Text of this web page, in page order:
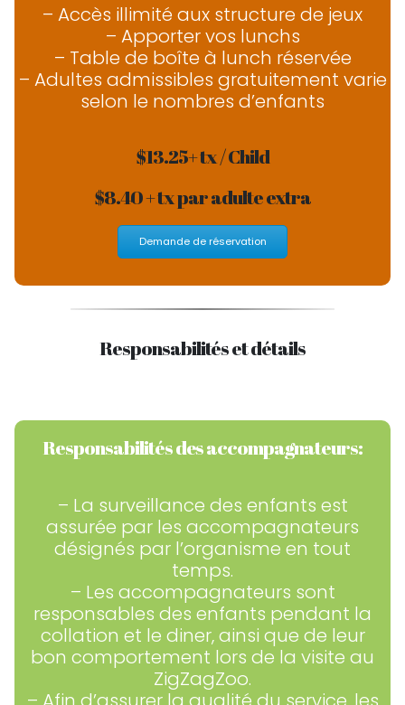
– Accès illimité aux structure de jeux
– Apporter vos lunchs
– Table de boîte à lunch réservée
– Adultes admissibles gratuitement varie
selon le nombres d’enfants
$13.25+ tx / Child
$8.40 + tx par adulte extra
Demande de réservation
Responsabilités et détails
Responsabilités des accompagnateurs:
– La surveillance des enfants est
assurée par les accompagnateurs
désignés par l’organisme en tout
temps.
– Les accompagnateurs sont
responsables des enfants pendant la
collation et le diner, ainsi que de leur
bon comportement lors de la visite au
ZigZagZoo.